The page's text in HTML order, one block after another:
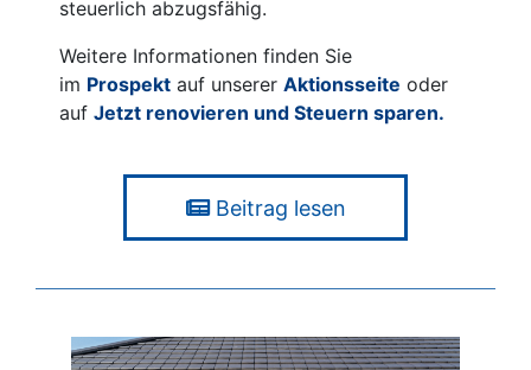
steuerlich abzugsfähig.
Weitere Informationen finden Sie
im Prospekt auf unserer Aktionsseite oder
auf Jetzt renovieren und Steuern sparen.
Beitrag lesen